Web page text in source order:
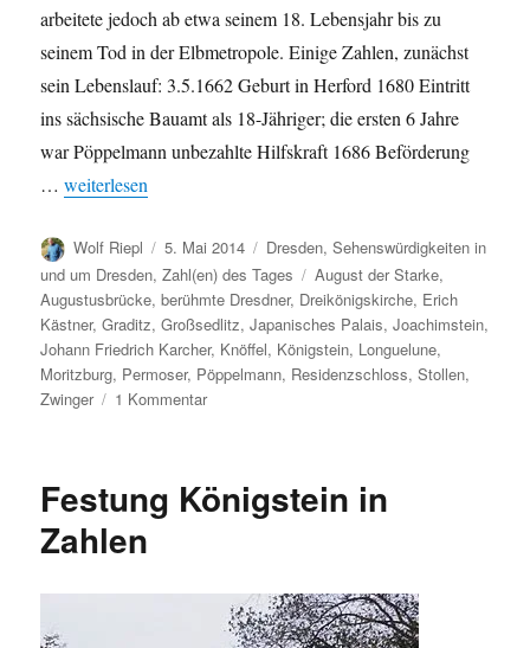
arbeitete jedoch ab etwa seinem 18. Lebensjahr bis zu
seinem Tod in der Elbmetropole. Einige Zahlen, zunächst
sein Lebenslauf: 3.5.1662 Geburt in Herford 1680 Eintritt
ins sächsische Bauamt als 18-Jähriger; die ersten 6 Jahre
war Pöppelmann unbezahlte Hilfskraft 1686 Beförderung
…„Berühmte Dresdner: Matthäus Daniel Pöppelmann“
weiterlesen
Autor
Wolf Riepl
Veröffentlicht
am
5. Mai 2014 Kategorien
Dresden,Sehenswürdigkeiten in
und um Dresden,Zahl(en) des Tages Schlagwörter
August der Starke,
Augustusbrücke,berühmte Dresdner, Dreikönigskirche, Erich
Kästner,Graditz,Großsedlitz,Japanisches Palais,Joachimstein,
Johann Friedrich Karcher, Knöffel, Königstein, Longuelune,
Moritzburg, Permoser, Pöppelmann, Residenzschloss,Stollen,
Zwinger
1 Kommentarzu
Daniel
Pöppelmann
Festung Königstein in
Zahlen